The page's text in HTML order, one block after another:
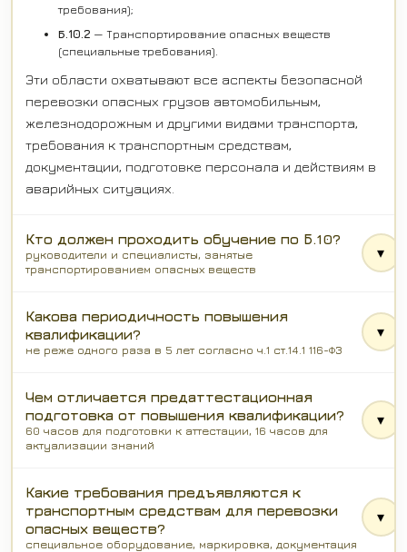
требования);
Б.10.2 — Транспортирование опасных веществ
(специальные требования).
Эти области охватывают все аспекты безопасной
перевозки опасных грузов автомобильным,
железнодорожным и другими видами транспорта,
требования к транспортным средствам,
документации, подготовке персонала и действиям в
аварийных ситуациях.
Кто должен проходить обучение по Б.10?
руководители и специалисты, занятые
транспортированием опасных веществ
▾
Какова периодичность повышения
квалификации?
не реже одного раза в 5 лет согласно ч.1 ст.14.1 116-ФЗ
▾
Чем отличается предаттестационная
подготовка от повышения квалификации?
60 часов для подготовки к аттестации, 16 часов для
актуализации знаний
▾
Какие требования предъявляются к
транспортным средствам для перевозки
опасных веществ?
специальное оборудование, маркировка, документация
▾